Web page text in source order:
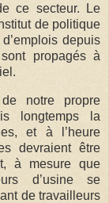
ce secteur. Le
de politique
depuis
propagés à
notre propre
longtemps la
et à l’heure
devraient être
à mesure que
d’usine se
de travailleurs